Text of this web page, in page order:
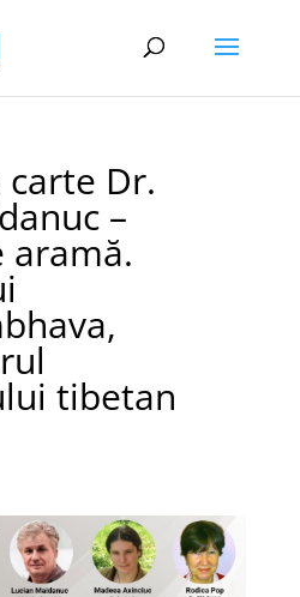
carte Dr.
–
aramă.
tibetan